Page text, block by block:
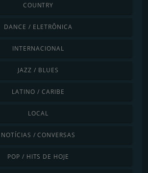
COUNTRY
DANCE / ELETRÔNICA
INTERNACIONAL
JAZZ / BLUES
LATINO / CARIBE
LOCAL
NOTÍCIAS / CONVERSAS
POP / HITS DE HOJE